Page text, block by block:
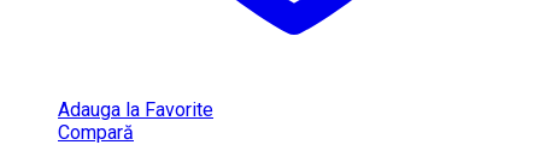
Adauga la Favorite
Compară